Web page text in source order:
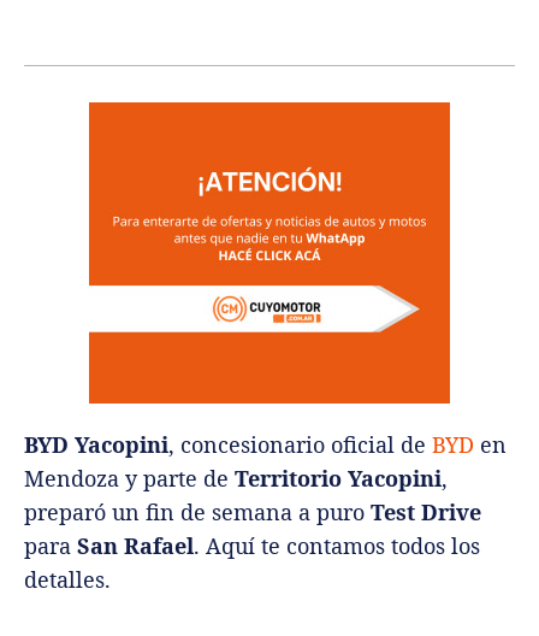
BYD Yacopini, concesionario oficial de BYD en
Mendoza y parte de Territorio Yacopini,
preparó un fin de semana a puro Test Drive
para San Rafael. Aquí te contamos todos los
detalles.